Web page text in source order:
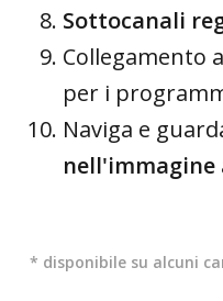
Sottocanali
Collegamento
per i
Naviga e
nell'immagine
* disponibile su alcuni